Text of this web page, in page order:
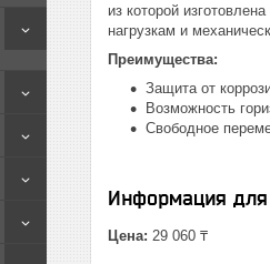
из которой
нагрузкам и
Преимущества:
Защита от
Возможность
Свободное
Информация для
Цена: 29 060 ₸